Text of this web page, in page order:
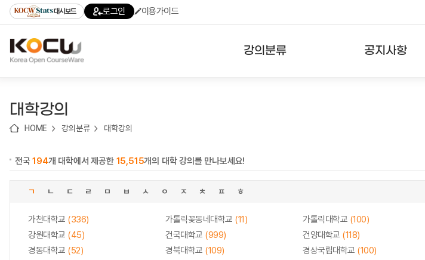
기
기
기
content)
가
대시보드 로그인 이용가이드
강의분류 공지사항
대학강의
HOME 강의분류 대학강의
전국194개 대학에서 제공한 15,515개의 대학 강의를 만나보세요!
ㄱ ㄴ ㄷ ㄹ ㅁ ㅂ ㅅ ㅇ ㅈ ㅊ ㅍ ㅎ
가천대학교 (336) 가톨릭꽃동네대학교 (11) 가톨릭대학교 (100)
강원대학교 (45) 건국대학교 (999) 건양대학교 (118)
경동대학교 (52) 경북대학교 (109) 경상국립대학교 (100)